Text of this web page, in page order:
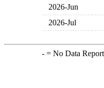
2026-Jun
2026-Jul
-= No Data